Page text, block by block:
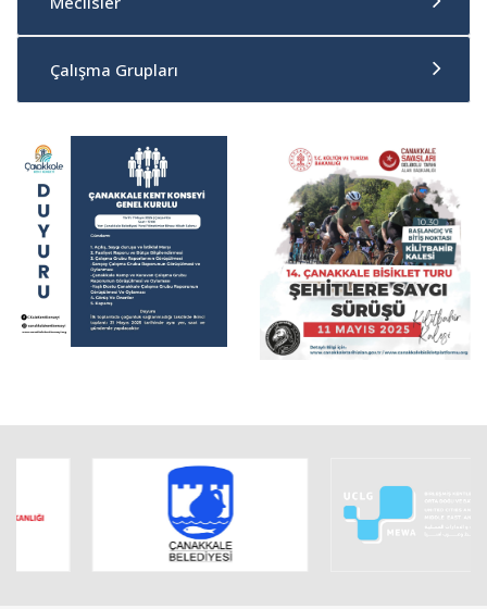
Çalışma Grupları